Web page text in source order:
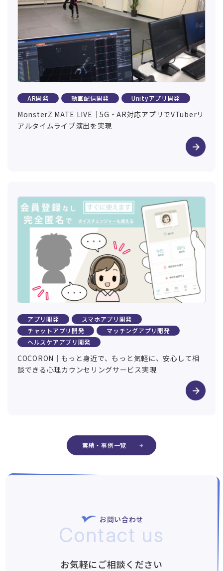
AR開発 動画配信開発 Unityアプリ開発
MonsterZ MATE LIVE｜5G・AR対応アプリでVTuberリ
アルタイムライブ演出を実現
アプリ開発
スマホアプリ開発
チャットアプリ開発
マッチングアプリ開発
ヘルスケアアプリ開発
COCORON｜もっと身近で、もっと気軽に、安心して相
談できる心理カウンセリングサービス実現
実績・事例一覧
お問い合わせ
Contact us
お気軽にご相談ください